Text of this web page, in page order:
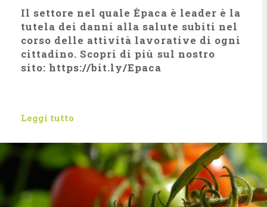
Il settore nel quale Èpaca è leader è la
tutela dei danni alla salute subiti nel
corso delle attività lavorative di ogni
cittadino. Scopri di più sul nostro
sito: https://bit.ly/Epaca
Leggi tutto